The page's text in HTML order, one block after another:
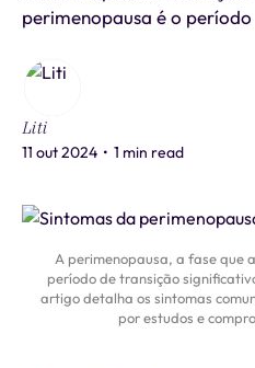
perimenopausa é o período
Liti
11 out 2024 • 1 min read
A perimenopausa, a fase que
período de transição
artigo detalha os sintomas
por estudos e